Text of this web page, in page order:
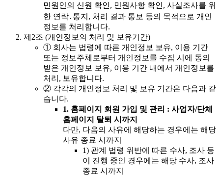
민원인의 신원 확인, 민원사항 확인, 사실조사를 위
한 연락․통지, 처리 결과 통보 등의 목적으로 개인
정보를 처리합니다.
제2조 (개인정보의 처리 및 보유기간)
① 회사는 법령에 따른 개인정보 보유, 이용 기간
또는 정보주체로부터 개인정보를 수집 시에 동의
받은 개인정보 보유, 이용 기간 내에서 개인정보를
처리, 보유합니다.
② 각각의 개인정보 처리 및 보유 기간은 다음과 같
습니다.
1. 홈페이지 회원 가입 및 관리 : 사업자/단체
홈페이지 탈퇴 시까지
다만, 다음의 사유에 해당하는 경우에는 해당
사유 종료 시까지
1) 관계 법령 위반에 따른 수사, 조사 등
이 진행 중인 경우에는 해당 수사, 조사
종료 시까지